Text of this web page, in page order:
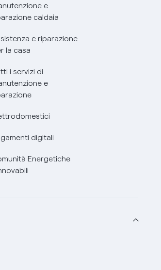
e
caldaia
e riparazione
la casa
i servizi di
e
digitali
Energetiche